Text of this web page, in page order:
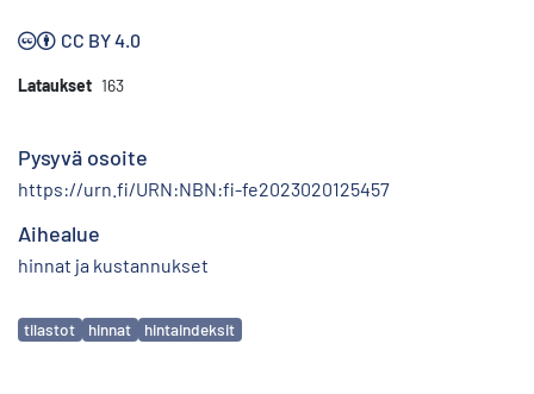
CC BY 4.0
Lataukset 163
Pysyvä osoite
https://urn.fi/URN:NBN:fi-fe2023020125457
Aihealue
hinnat ja kustannukset
Avainsanat
tilastot hinnat hintaindeksit